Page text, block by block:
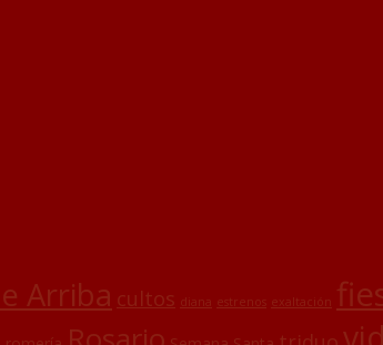
Arriba cultos diana estrenos exaltación